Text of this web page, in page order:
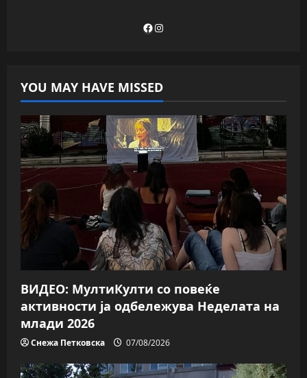
Facebook
Instagram
YOU MAY HAVE MISSED
ВИДЕО: МултиКулти со повеќе
активности ја одбележува Неделата на
млади 2026
Снежа Петковска 07/08/2026